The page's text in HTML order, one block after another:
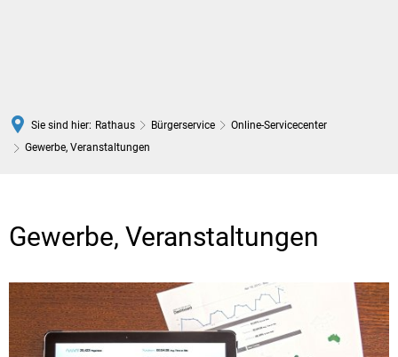
Sie sind hier: Rathaus Bürgerservice
Online-Servicecenter
Gewerbe, Veranstaltungen
Veranstaltungen
Gewerbe, Veranstaltungen